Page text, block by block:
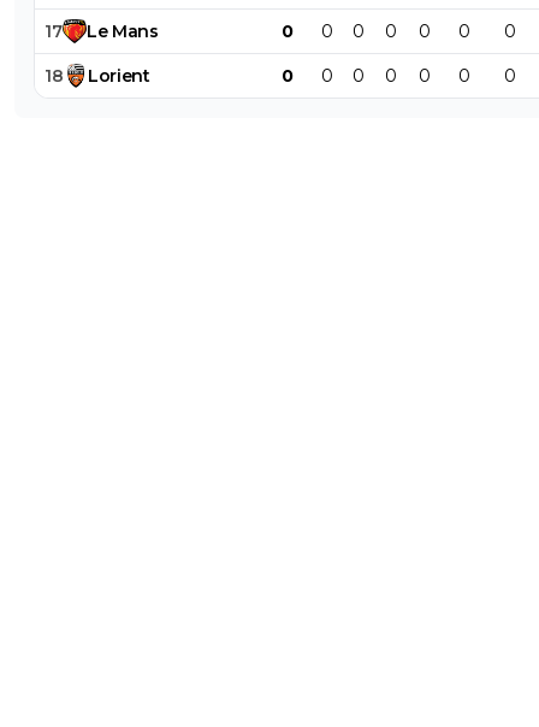
17 Le Mans 0 0 0 0 0 0 0
18 Lorient 0 0 0 0 0 0 0